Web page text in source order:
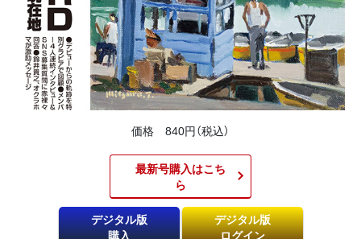
価格 840円（税込）
最新号購入はこち
ら​
デジタル版
購入
デジタル版
ログイン